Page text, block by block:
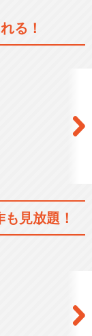
領は直轄のエー
圧の特別指揮官
：ヴェンデッ
る！
見放題！